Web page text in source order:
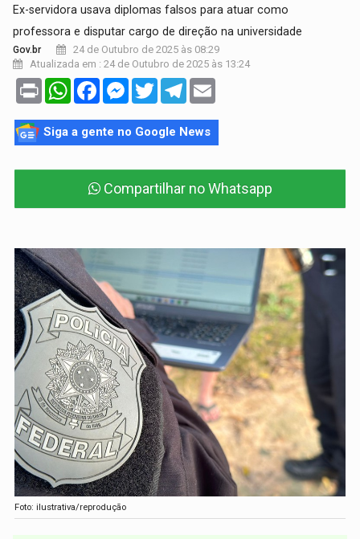
Ex-servidora usava diplomas falsos para atuar como
professora e disputar cargo de direção na universidade
Gov.br
24 de Outubro de 2025 às 08:29
Atualizada em : 24 de Outubro de 2025 às 13:24
Print WhatsAppFacebookMessenger
TwitterTelegram
Siga a gente no Google News
Compartilhar no Whatsapp
Foto: ilustrativa/reprodução